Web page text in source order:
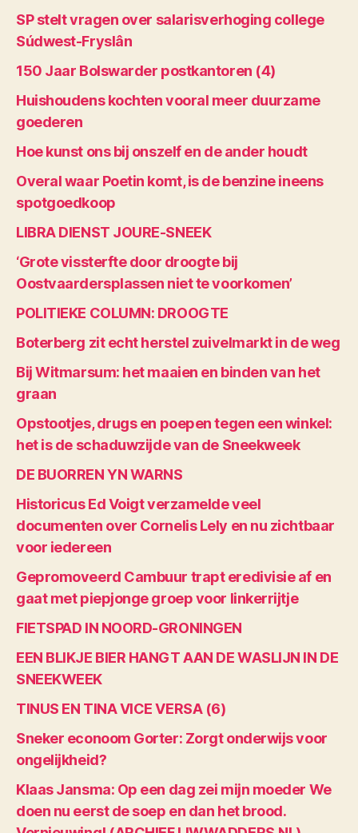
SP stelt vragen over salarisverhoging college
Súdwest-Fryslân
150 Jaar Bolswarder postkantoren (4)
Huishoudens kochten vooral meer duurzame
goederen
Hoe kunst ons bij onszelf en de ander houdt
Overal waar Poetin komt, is de benzine ineens
spotgoedkoop
LIBRA DIENST JOURE-SNEEK
‘Grote vissterfte door droogte bij
Oostvaardersplassen niet te voorkomen’
POLITIEKE COLUMN: DROOGTE
Boterberg zit echt herstel zuivelmarkt in de weg
Bij Witmarsum: het maaien en binden van het
graan
Opstootjes, drugs en poepen tegen een winkel:
het is de schaduwzijde van de Sneekweek
DE BUORREN YN WARNS
Historicus Ed Voigt verzamelde veel
documenten over Cornelis Lely en nu zichtbaar
voor iedereen
Gepromoveerd Cambuur trapt eredivisie af en
gaat met piepjonge groep voor linkerrijtje
FIETSPAD IN NOORD-GRONINGEN
EEN BLIKJE BIER HANGT AAN DE WASLIJN IN DE
SNEEKWEEK
TINUS EN TINA VICE VERSA (6)
Sneker econoom Gorter: Zorgt onderwijs voor
ongelijkheid?
Klaas Jansma: Op een dag zei mijn moeder We
doen nu eerst de soep en dan het brood.